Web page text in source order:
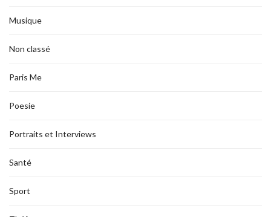
Musique
Non classé
Paris Me
Poesie
Portraits et Interviews
Santé
Sport